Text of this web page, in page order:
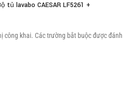
tủ lavabo CAESAR LF5261 +
công khai. Các trường bắt buộc được đánh